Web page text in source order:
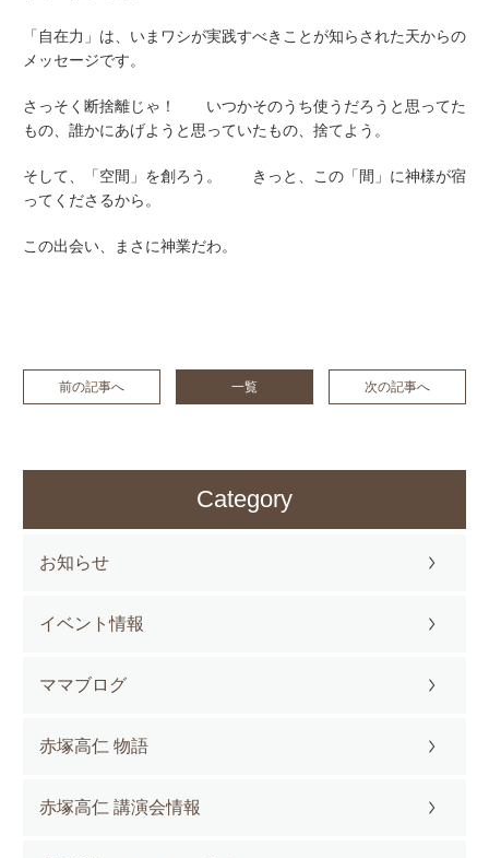
「自在力」は、いまワシが実践すべきことが知らされた天からの
メッセージです。
さっそく断捨離じゃ！ いつかそのうち使うだろうと思ってた
もの、誰かにあげようと思っていたもの、捨てよう。
そして、「空間」を創ろう。 きっと、この「間」に神様が宿
ってくださるから。
この出会い、まさに神業だわ。
前の記事へ 一覧 次の記事へ
Category
お知らせ
イベント情報
ママブログ
赤塚高仁 物語
赤塚高仁 講演会情報